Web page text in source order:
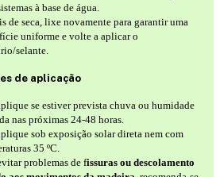
à base de água.
de seca, lixe novamente para garantir uma
uniforme e volte a aplicar o
selante.
de aplicação
se estiver prevista chuva ou humidade
nas próximas 24-48 horas.
sob exposição solar direta nem com
35 ºC.
problemas de fissuras ou descolamento